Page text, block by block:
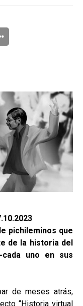
pichileminos que
de la historia del
cada uno en sus
de meses atrás,
“Historia virtual